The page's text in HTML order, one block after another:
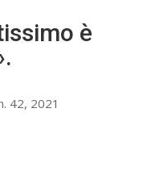
è
42, 2021